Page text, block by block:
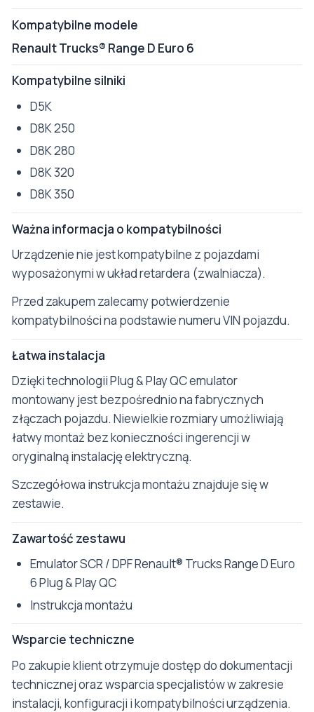
Kompatybilne modele
Renault Trucks® Range D Euro 6
Kompatybilne silniki
D5K
D8K 250
D8K 280
D8K 320
D8K 350
Ważna informacja o kompatybilności
Urządzenie nie jest kompatybilne z pojazdami
wyposażonymi w układ retardera (zwalniacza).
Przed zakupem zalecamy potwierdzenie
kompatybilności na podstawie numeru VIN pojazdu.
Łatwa instalacja
Dzięki technologii Plug & Play QC emulator
montowany jest bezpośrednio na fabrycznych
złączach pojazdu. Niewielkie rozmiary umożliwiają
łatwy montaż bez konieczności ingerencji w
oryginalną instalację elektryczną.
Szczegółowa instrukcja montażu znajduje się w
zestawie.
Zawartość zestawu
Emulator SCR / DPF Renault® Trucks Range D Euro
6 Plug & Play QC
Instrukcja montażu
Wsparcie techniczne
Po zakupie klient otrzymuje dostęp do dokumentacji
technicznej oraz wsparcia specjalistów w zakresie
instalacji, konfiguracji i kompatybilności urządzenia.